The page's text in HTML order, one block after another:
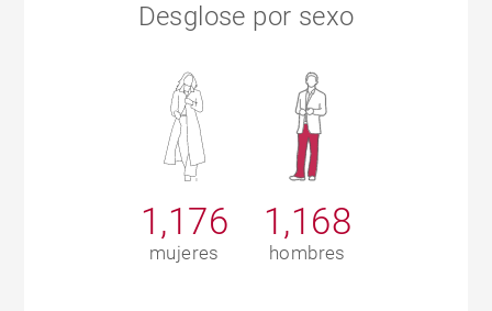
Desglose por sexo
1,176
mujeres
1,168
hombres